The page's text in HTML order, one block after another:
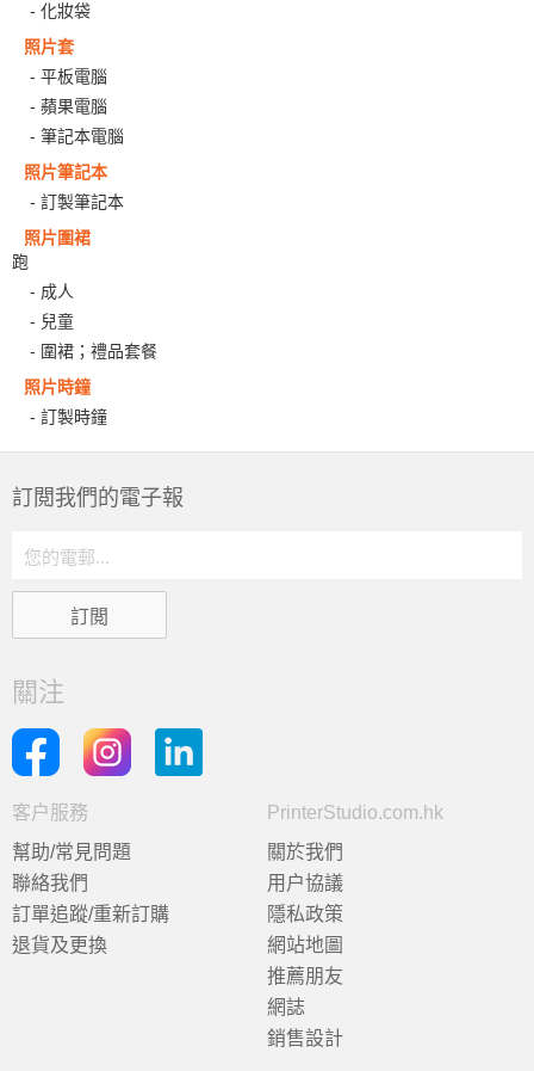
- 化妝袋
照片套
- 平板電腦
- 蘋果電腦
- 筆記本電腦
照片筆記本
- 訂製筆記本
照片圍裙
跑
- 成人
- 兒童
- 圍裙；禮品套餐
照片時鐘
- 訂製時鐘
訂閲我們的電子報
關注
客户服務
幫助/常見問題
聯絡我們
訂單追蹤/重新訂購
退貨及更換
PrinterStudio.com.hk
關於我們
用户協議
隱私政策
網站地圖
推薦朋友
網誌
銷售設計